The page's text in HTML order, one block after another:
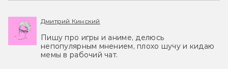
Дмитрий Кинский
Пишу про игры и аниме, делюсь
непопулярным мнением, плохо шучу и кидаю
мемы в рабочий чат.